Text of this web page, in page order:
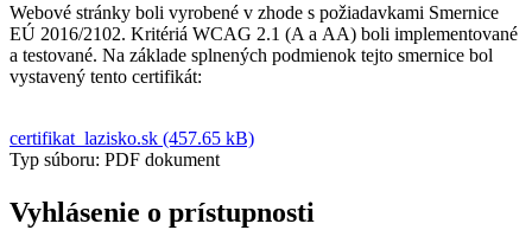
Webové stránky boli vyrobené v zhode s požiadavkami Smernice
EÚ 2016/2102. Kritériá WCAG 2.1 (A a AA) boli implementované
a testované. Na základe splnených podmienok tejto smernice bol
vystavený tento certifikát:
certifikat_lazisko.sk (457.65 kB)
Typ súboru: PDF dokument
Vyhlásenie o prístupnosti